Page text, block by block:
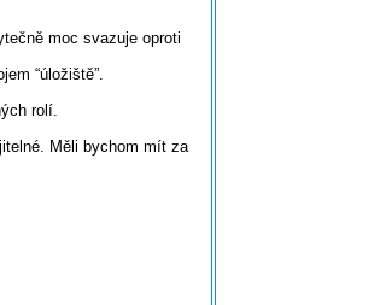
moc svazuje oproti
“úložiště”.
rolí.
Měli bychom mít za